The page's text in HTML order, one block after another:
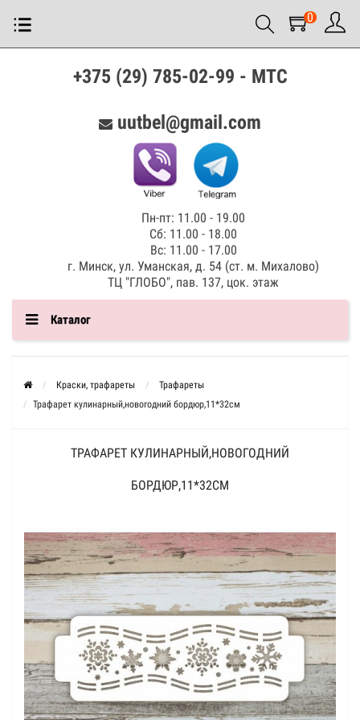
0
+375 (29) 785-02-99 - МТС
uutbel@gmail.com
Пн-пт: 11.00 - 19.00
Сб: 11.00 - 18.00
Вс: 11.00 - 17.00
г. Минск, ул. Уманская, д. 54 (ст. м. Михалово)
ТЦ "ГЛОБО", пав. 137, цок. этаж
Каталог
Краски, трафареты
Трафареты
Трафарет кулинарный,новогодний бордюр,11*32см
ТРАФАРЕТ КУЛИНАРНЫЙ,НОВОГОДНИЙ
БОРДЮР,11*32СМ